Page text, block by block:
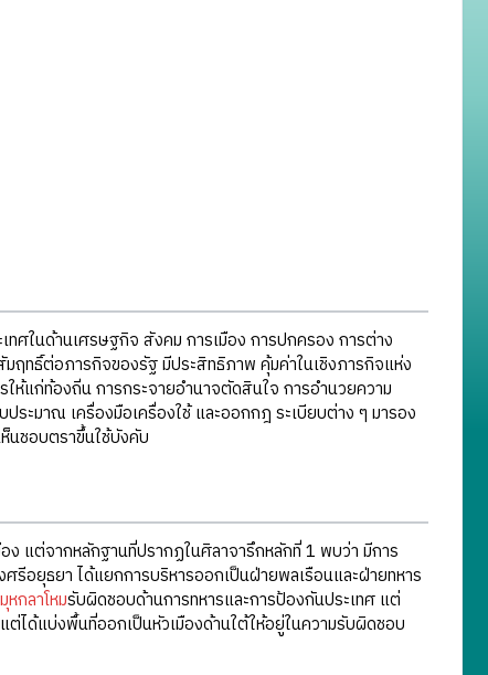
ศในด้านเศรษฐกิจ สังคม การเมือง การปกครอง การต่าง
มฤทธิ์ต่อภารกิจของรัฐ มีประสิทธิภาพ คุ้มค่าในเชิงภารกิจแห่ง
ห้แก่ท้องถิ่น การกระจายอำนาจตัดสินใจ การอำนวยความ
ระมาณ เครื่องมือเครื่องใช้ และออกกฎ ระเบียบต่าง ๆ มารอง
นชอบตราขึ้นใช้บังคับ
ง แต่จากหลักฐานที่ปรากฏในศิลาจารึกหลักที่ 1 พบว่า มีการ
อยุธยา ได้แยกการบริหารออกเป็นฝ่ายพลเรือนและฝ่ายทหาร
หกลาโหมรับผิดชอบด้านการทหารและการป้องกันประเทศ แต่
ได้แบ่งพื้นที่ออกเป็นหัวเมืองด้านใต้ให้อยู่ในความรับผิดชอบ